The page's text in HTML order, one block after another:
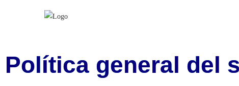
Política general del